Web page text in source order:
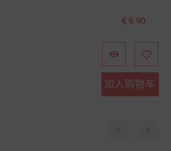
价
€ 9.90
 
加入购物车